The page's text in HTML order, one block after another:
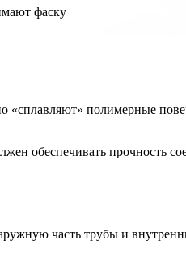
фаску
«сплавляют» полимерные
обеспечивать прочность
часть трубы и